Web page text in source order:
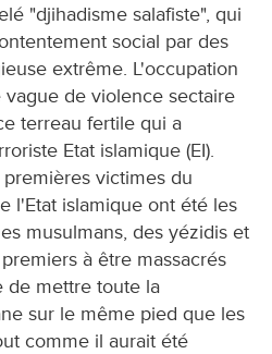
"djihadisme salafiste", qui
social par des
extrême. L'occupation
de violence sectaire
terreau fertile qui a
Etat islamique (EI).
victimes du
l'Etat islamique ont été les
musulmans, des yézidis et
à être massacrés
de mettre toute la
sur le même pied que les
comme il aurait été